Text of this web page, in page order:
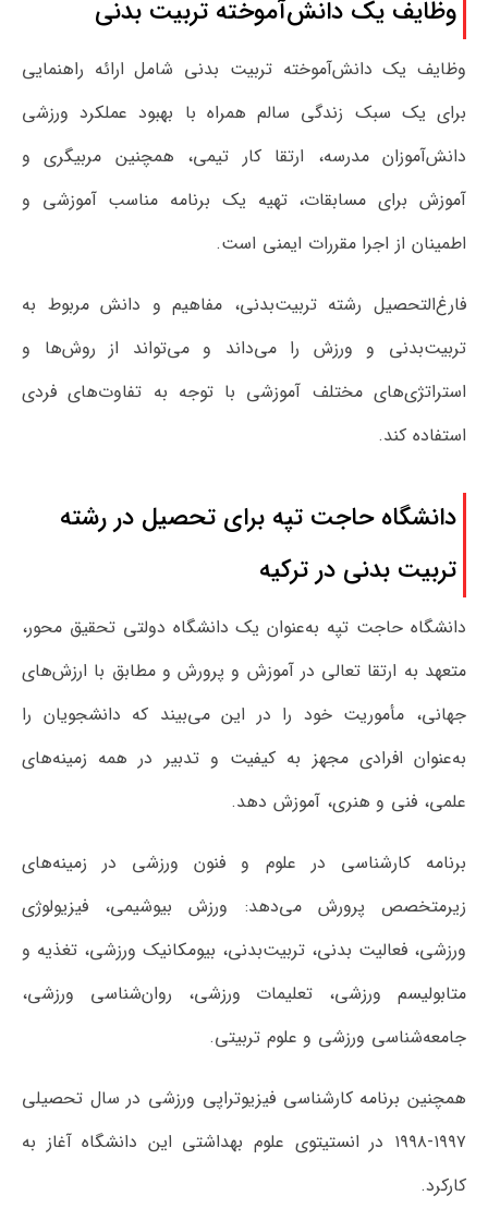
وظایف یک دانش‌آموخته تربیت بدنی
وظایف یک دانش‌آموخته تربیت بدنی شامل ارائه راهنمایی
برای یک سبک زندگی سالم همراه با بهبود عملکرد ورزشی
دانش‌آموزان مدرسه، ارتقا کار تیمی، همچنین مربیگری و
آموزش برای مسابقات، تهیه یک برنامه مناسب آموزشی و
اطمینان از اجرا مقررات ایمنی است.
فارغ‌التحصیل رشته تربیت‌بدنی، مفاهیم و دانش مربوط به
تربیت‌بدنی و ورزش را می‌داند و می‌تواند از روش‌ها و
استراتژی‌های مختلف آموزشی با توجه به تفاوت‌های فردی
استفاده کند.
دانشگاه حاجت تپه برای تحصیل در رشته
تربیت بدنی در ترکیه
دانشگاه حاجت تپه به‌عنوان یک دانشگاه دولتی تحقیق محور،
متعهد به ارتقا تعالی در آموزش‌ و پرورش و مطابق با ارزش‌های
جهانی، مأموریت خود را در این می‌بیند که دانشجویان را
به‌عنوان افرادی مجهز به کیفیت و تدبیر در همه زمینه‌های
علمی، فنی و هنری، آموزش دهد.
برنامه کارشناسی در علوم و فنون ورزشی در زمینه‌های
زیرمتخصص پرورش می‌دهد: ورزش بیوشیمی، فیزیولوژی
ورزشی، فعالیت بدنی، تربیت‌بدنی، بیومکانیک ورزشی، تغذیه و
متابولیسم ورزشی، تعلیمات ورزشی، روان‌شناسی ورزشی،
جامعه‌شناسی ورزشی و علوم تربیتی.
همچنین برنامه کارشناسی فیزیوتراپی ورزشی در سال تحصیلی
۱۹۹۷-۱۹۹۸ در انستیتوی علوم بهداشتی این دانشگاه آغاز به
کارکرد.